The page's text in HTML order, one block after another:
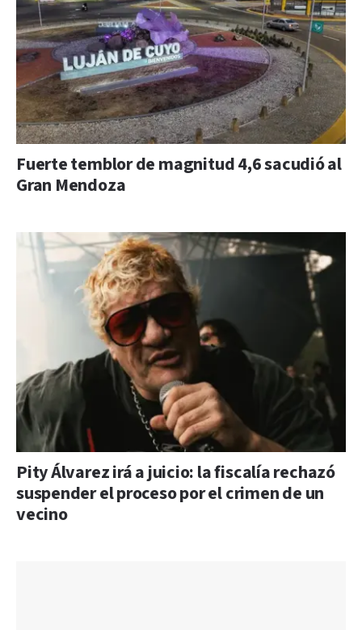
Fuerte temblor de magnitud 4,6 sacudió al
Gran Mendoza
Pity Álvarez irá a juicio: la fiscalía rechazó
suspender el proceso por el crimen de un
vecino